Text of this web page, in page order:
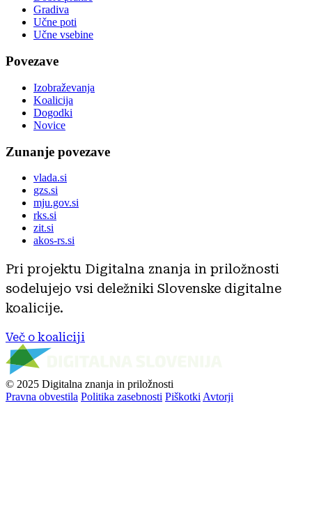
Gradiva
Učne poti
Učne vsebine
Povezave
Izobraževanja
Koalicija
Dogodki
Novice
Zunanje povezave
vlada.si
gzs.si
mju.gov.si
rks.si
zit.si
akos-rs.si
Pri projektu Digitalna znanja in priložnosti
sodelujejo vsi deležniki Slovenske digitalne
koalicije.
Več o koaliciji
© 2025 Digitalna znanja in priložnosti
Pravna obvestila Politika zasebnosti Piškotki Avtorji